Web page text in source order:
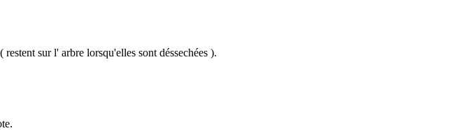
sur l' arbre lorsqu'elles sont déssechées ).